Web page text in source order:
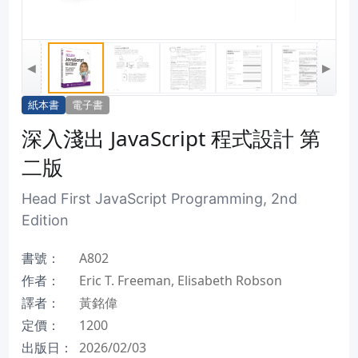
◀ ▶
紙本書 電子書
深入淺出 JavaScript 程式設計 第
二版
Head First JavaScript Programming, 2nd
Edition
書號：
A802
作者：
Eric T. Freeman, Elisabeth Robson
譯者：
黃銘偉
定價：
1200
出版日：
2026/02/03